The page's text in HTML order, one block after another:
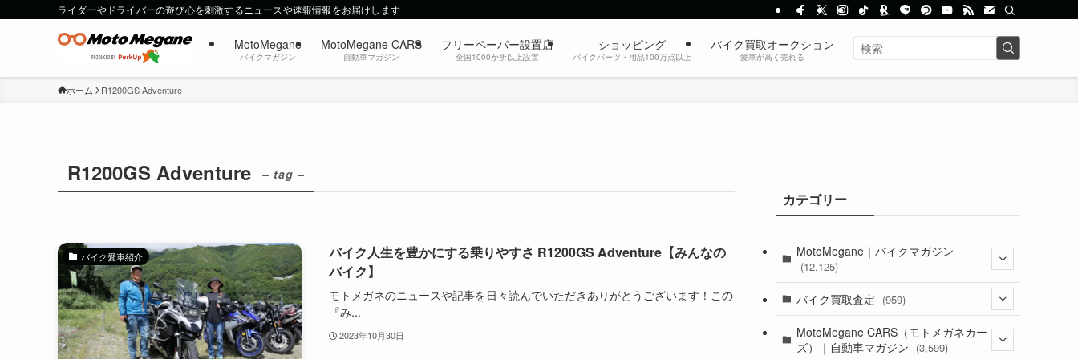
ライダーやドライバーの遊び心を刺激するニュースや速報情報をお届けします
MotoMegane
バイクマガジン
MotoMegane CARS
自動車マガジン
フリーペーパー設置店
全国1000か所以上設置
ショッピング
バイクパーツ・用品100万点以上
バイク買取オークション
愛車が高く売れる
ホーム R1200GS Adventure
R1200GS Adventure – tag –
バイク愛車紹介
バイク人生を豊かにする乗りやすさ R1200GS Adventure【みんなの
バイク】
モトメガネのニュースや記事を日々読んでいただきありがとうございます！この
『み...
2023年10月30日
カテゴリー
MotoMegane｜バイクマガジン
(12,125)
(44)
バイク買取査定 (959)
(352)
MotoMegane CARS（モトメガネカー
ズ）｜自動車マガジン (3,599)